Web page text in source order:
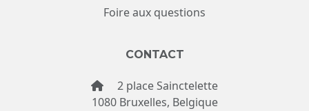
Foire aux questions
CONTACT
2 place Sainctelette
1080 Bruxelles, Belgique